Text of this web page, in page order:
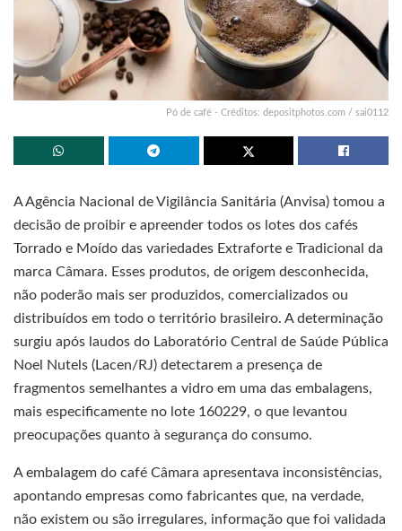
Pó de café - Créditos: depositphotos.com / sai0112
A Agência Nacional de Vigilância Sanitária (Anvisa) tomou a
decisão de proibir e apreender todos os lotes dos cafés
Torrado e Moído das variedades Extraforte e Tradicional da
marca Câmara. Esses produtos, de origem desconhecida,
não poderão mais ser produzidos, comercializados ou
distribuídos em todo o território brasileiro. A determinação
surgiu após laudos do Laboratório Central de Saúde Pública
Noel Nutels (Lacen/RJ) detectarem a presença de
fragmentos semelhantes a vidro em uma das embalagens,
mais especificamente no lote 160229, o que levantou
preocupações quanto à segurança do consumo.
A embalagem do café Câmara apresentava inconsistências,
apontando empresas como fabricantes que, na verdade,
não existem ou são irregulares, informação que foi validada